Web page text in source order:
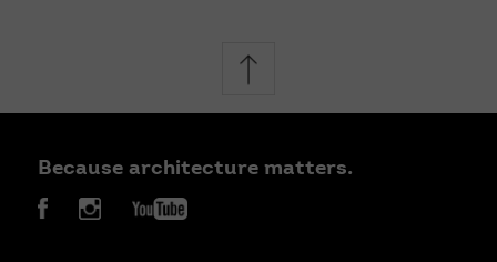
Because architecture matters.